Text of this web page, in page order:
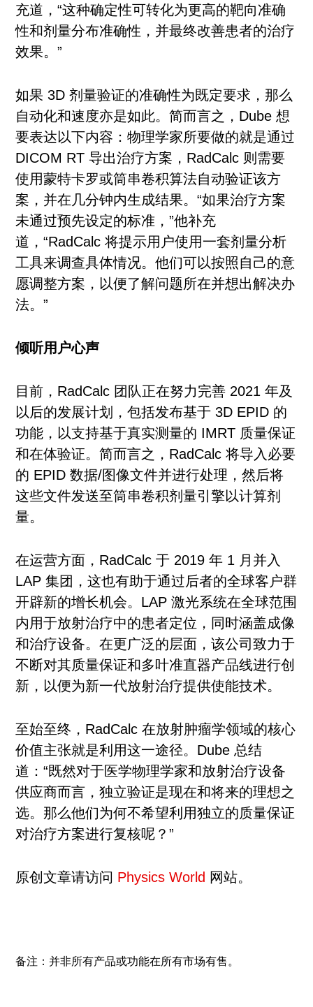
充道，“这种确定性可转化为更高的靶向准确
性和剂量分布准确性，并最终改善患者的治疗
效果。”
如果 3D 剂量验证的准确性为既定要求，那么
自动化和速度亦是如此。简而言之，Dube 想
要表达以下内容：物理学家所要做的就是通过
DICOM RT 导出治疗方案，RadCalc 则需要
使用蒙特卡罗或筒串卷积算法自动验证该方
案，并在几分钟内生成结果。“如果治疗方案
未通过预先设定的标准，”他补充
道，“RadCalc 将提示用户使用一套剂量分析
工具来调查具体情况。他们可以按照自己的意
愿调整方案，以便了解问题所在并想出解决办
法。”
倾听用户心声
目前，RadCalc 团队正在努力完善 2021 年及
以后的发展计划，包括发布基于 3D EPID 的
功能，以支持基于真实测量的 IMRT 质量保证
和在体验证。简而言之，RadCalc 将导入必要
的 EPID 数据/图像文件并进行处理，然后将
这些文件发送至筒串卷积剂量引擎以计算剂
量。
在运营方面，RadCalc 于 2019 年 1 月并入
LAP 集团，这也有助于通过后者的全球客户群
开辟新的增长机会。LAP 激光系统在全球范围
内用于放射治疗中的患者定位，同时涵盖成像
和治疗设备。在更广泛的层面，该公司致力于
不断对其质量保证和多叶准直器产品线进行创
新，以便为新一代放射治疗提供使能技术。
至始至终，RadCalc 在放射肿瘤学领域的核心
价值主张就是利用这一途径。Dube 总结
道：“既然对于医学物理学家和放射治疗设备
供应商而言，独立验证是现在和将来的理想之
选。那么他们为何不希望利用独立的质量保证
对治疗方案进行复核呢？”
原创文章请访问 Physics World 网站。
备注：并非所有产品或功能在所有市场有售。